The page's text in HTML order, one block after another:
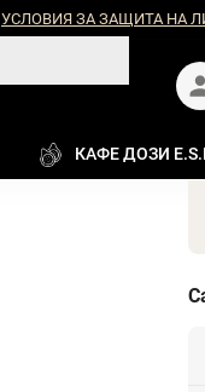
УСЛОВИЯ ЗА ЗАЩИТА НА
КАФЕ ДОЗИ